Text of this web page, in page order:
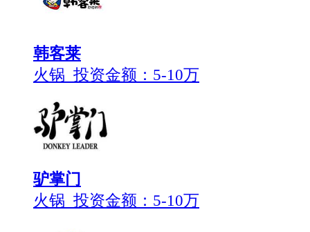
韩客莱
火锅 投资金额： 5-10万
驴掌门
火锅 投资金额： 5-10万